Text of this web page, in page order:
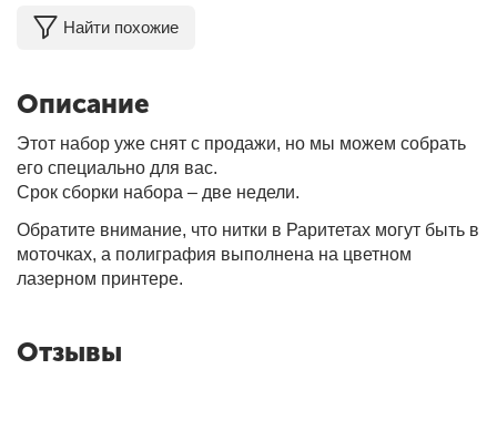
Найти похожие
Описание
Этот набор уже снят с продажи, но мы можем собрать
его специально для вас.
Срок сборки набора – две недели.
Обратите внимание, что нитки в Раритетах могут быть в
моточках, а полиграфия выполнена на цветном
лазерном принтере.
Отзывы